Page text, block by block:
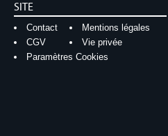
SITE
Contact
Mentions légales
CGV
Vie privée
Paramètres Cookies